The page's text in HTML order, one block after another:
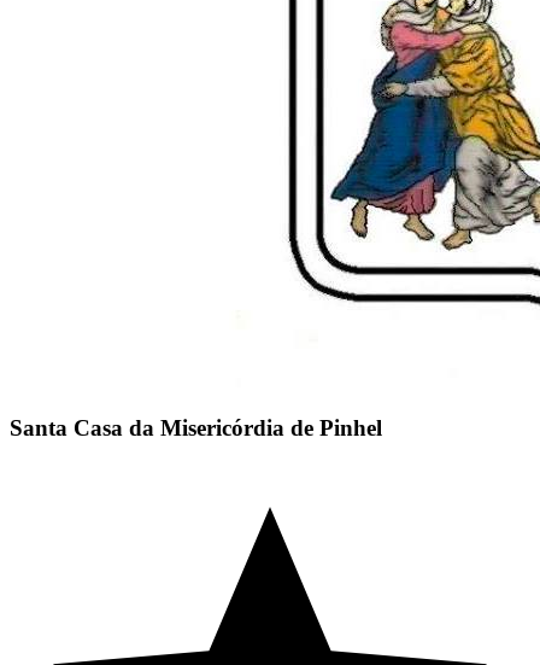
Santa Casa da Misericórdia de Pinhel